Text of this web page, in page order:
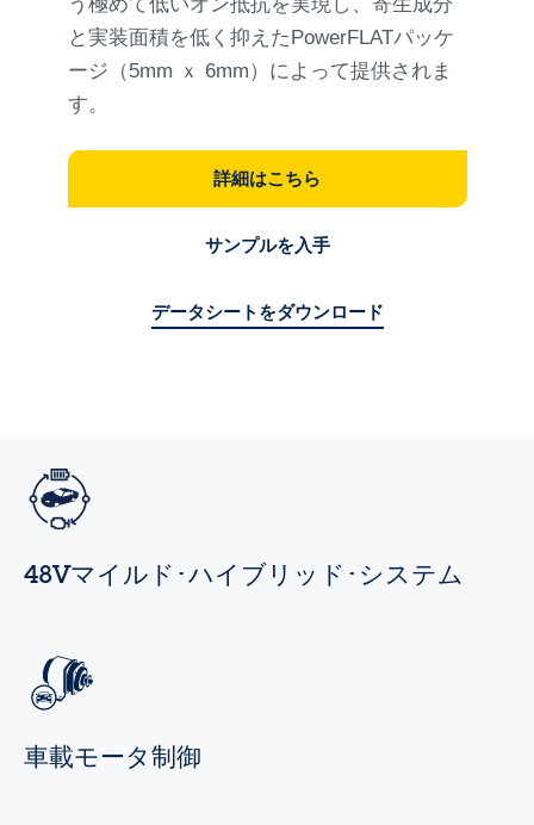
と実装面積を低く抑えたPowerFLATパッケ
ージ（5mm ｘ 6mm）によって提供されま
す。
詳細はこちら
サンプルを入手
データシートをダウンロード
48Vマイルド･ハイブリッド･システム
車載モータ制御